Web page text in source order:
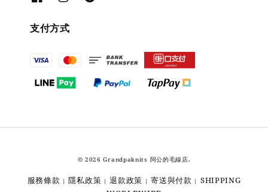
支付方式
© 2026 Grandpaknits 阿公的毛線店.
服務條款 | 隱私政策 |退款政策 |寄送與付款 | SHIPPING